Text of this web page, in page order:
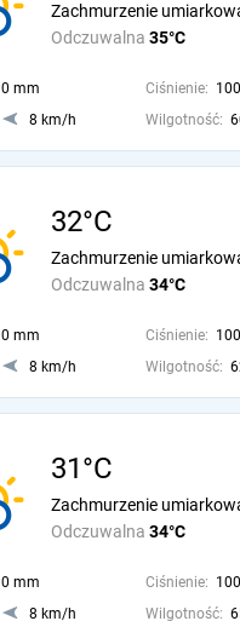
Odczuwalna 35°C
Zachmurzenie
0 mm Ciśnienie:
8 km/h Wilgotność:
32°C
Odczuwalna 34°C
Zachmurzenie
0 mm Ciśnienie:
8 km/h Wilgotność:
31°C
Odczuwalna 34°C
Zachmurzenie
0 mm Ciśnienie:
8 km/h Wilgotność: